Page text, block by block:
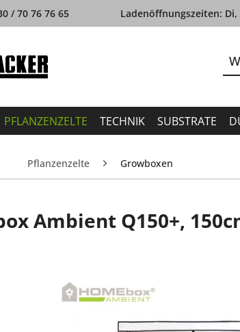
/ 70 76 76 65 Ladenöffnungszeiten: Di,
PFLANZENZELTE TECHNIK SUBSTRATE
Pflanzenzelte Growboxen
Ambient Q150+,